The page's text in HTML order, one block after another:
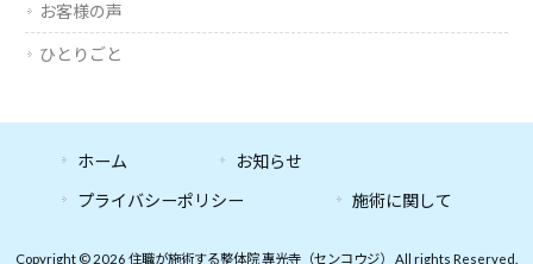
お客様の声
ひとりごと
ホーム
お知らせ
プライバシーポリシー
施術に関して
Copyright © 2026 住職が施術する整体院 專光寺（センコウジ） All rights Reserved.